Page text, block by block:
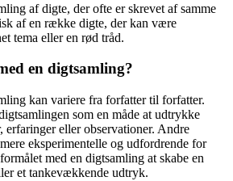
af digte, der ofte er skrevet af samme
af en række digte, der kan være
tema eller en rød tråd.
en digtsamling?
kan variere fra forfatter til forfatter.
som en måde at udtrykke
erfaringer eller observationer. Andre
eksperimentelle og udfordrende for
med en digtsamling at skabe en
et tankevækkende udtryk.